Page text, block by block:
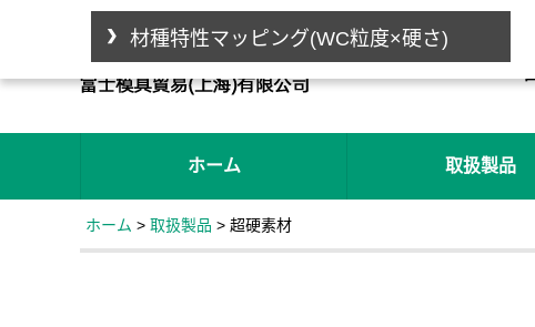
ホーム 取扱製品
ホーム > 取扱製品 > 超硬素材
材種特性マッピング(WC粒度×硬さ)